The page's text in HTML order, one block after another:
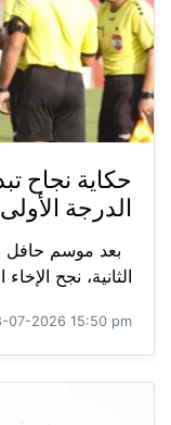
حكاية نجاح
الدرجة الأولى
بعد موسم حافل
الثانية، نجح
07-2026 15:50 pm